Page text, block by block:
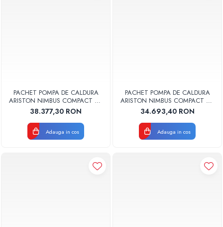
PACHET POMPA DE CALDURA
ARISTON NIMBUS COMPACT 80
S-T NET TRIFAZAT 3301896
38.377,30 RON
Adauga in cos
PACHET POMPA DE CALDURA
ARISTON NIMBUS COMPACT 80
S NET MONOFAZAT 3301894
34.693,40 RON
Adauga in cos